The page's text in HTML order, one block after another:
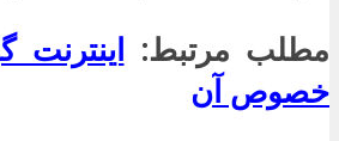
مطلب مرتبط:
خصوص آن